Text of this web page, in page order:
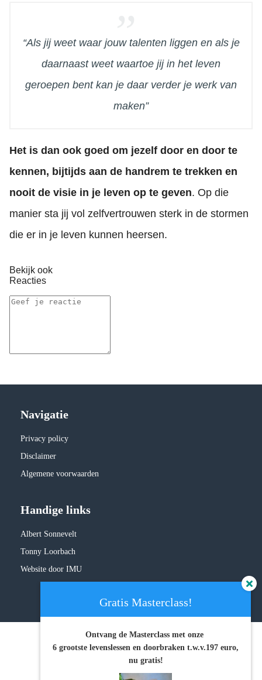
“Als jij weet waar jouw talenten liggen en als je
daarnaast weet waartoe jij in het leven
geroepen bent kan je daar verder je werk van
maken”
Het is dan ook goed om jezelf door en door te
kennen, bijtijds aan de handrem te trekken en
nooit de visie in je leven op te geven. Op die
manier sta jij vol zelfvertrouwen sterk in de stormen
die er in je leven kunnen heersen.
Bekijk ook
Reacties
Navigatie
Privacy policy
Disclaimer
Algemene voorwaarden
Handige links
Albert Sonnevelt
Tonny Loorbach
Website door IMU
Gratis Masterclass!
Ontvang de Masterclass met onze
6 grootste levenslessen en doorbraken t.w.v.197 euro,
nu gratis!